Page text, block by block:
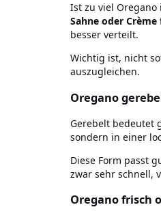
Ist zu viel
Sahne oder Crème
besser verteilt.
Wichtig ist, nicht
auszugleichen.
Oregano
Gerebelt bedeutet
sondern in einer
Diese Form passt
zwar sehr schnell,
Oregano frisch